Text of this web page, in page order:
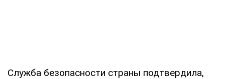
Служба безопасности страны подтвердила,